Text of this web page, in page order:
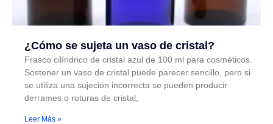
¿Cómo se sujeta un vaso de cristal?
Frasco cilíndrico de cristal azul de 100 ml para cosméticos.
Sostener un vaso de cristal puede parecer sencillo, pero si
se utiliza una sujeción incorrecta se pueden producir
derrames o roturas de cristal,
Leer Más »